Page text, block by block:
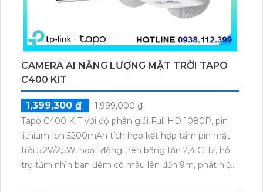
CAMERA AI NĂNG LƯỢNG MẶT TRỜI TAPO
C400 KIT
1,399,300 ₫
1,999,000 ₫
Tapo C400 KIT với độ phân giải Full HD 1080P, pin
lithium-ion 5200mAh tích hợp kết hợp tấm pin mặt
trời 5,2V/2,5W, hoạt động trên băng tần 2,4 GHz, hỗ
trợ tầm nhìn ban đêm có màu lên đến 9m, phát hiện